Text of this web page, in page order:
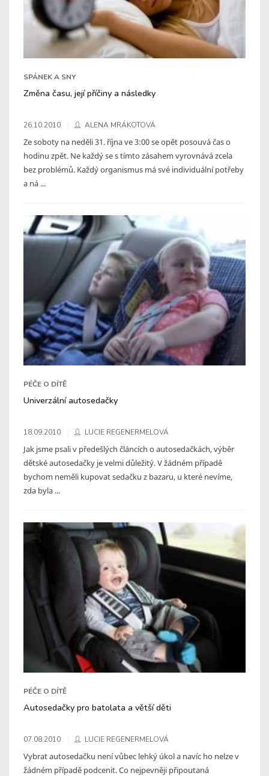
SPÁNEK A SNY
Změna času, její příčiny a následky
26.10.2010 ALENA MRÁKOTOVÁ
Ze soboty na neděli 31. října ve 3:00 se opět posouvá čas o
hodinu zpět. Ne každý se s tímto zásahem vyrovnává zcela
bez problémů. Každý organismus má své individuální potřeby
a ná ...
PÉČE O DÍTĚ
Univerzální autosedačky
18.09.2010 LUCIE REGENERMELOVÁ
Jak jsme psali v předešlých článcích o autosedačkách, výběr
dětské autosedačky je velmi důležitý. V žádném případě
bychom neměli kupovat sedačku z bazaru, u které nevíme,
zda byla ...
PÉČE O DÍTĚ
Autosedačky pro batolata a větší děti
07.08.2010 LUCIE REGENERMELOVÁ
Vybrat autosedačku není vůbec lehký úkol a navíc ho nelze v
žádném případě podcenit. Co nejpevněji připoutaná